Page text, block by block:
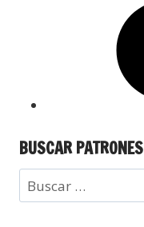
BUSCAR PATRONES